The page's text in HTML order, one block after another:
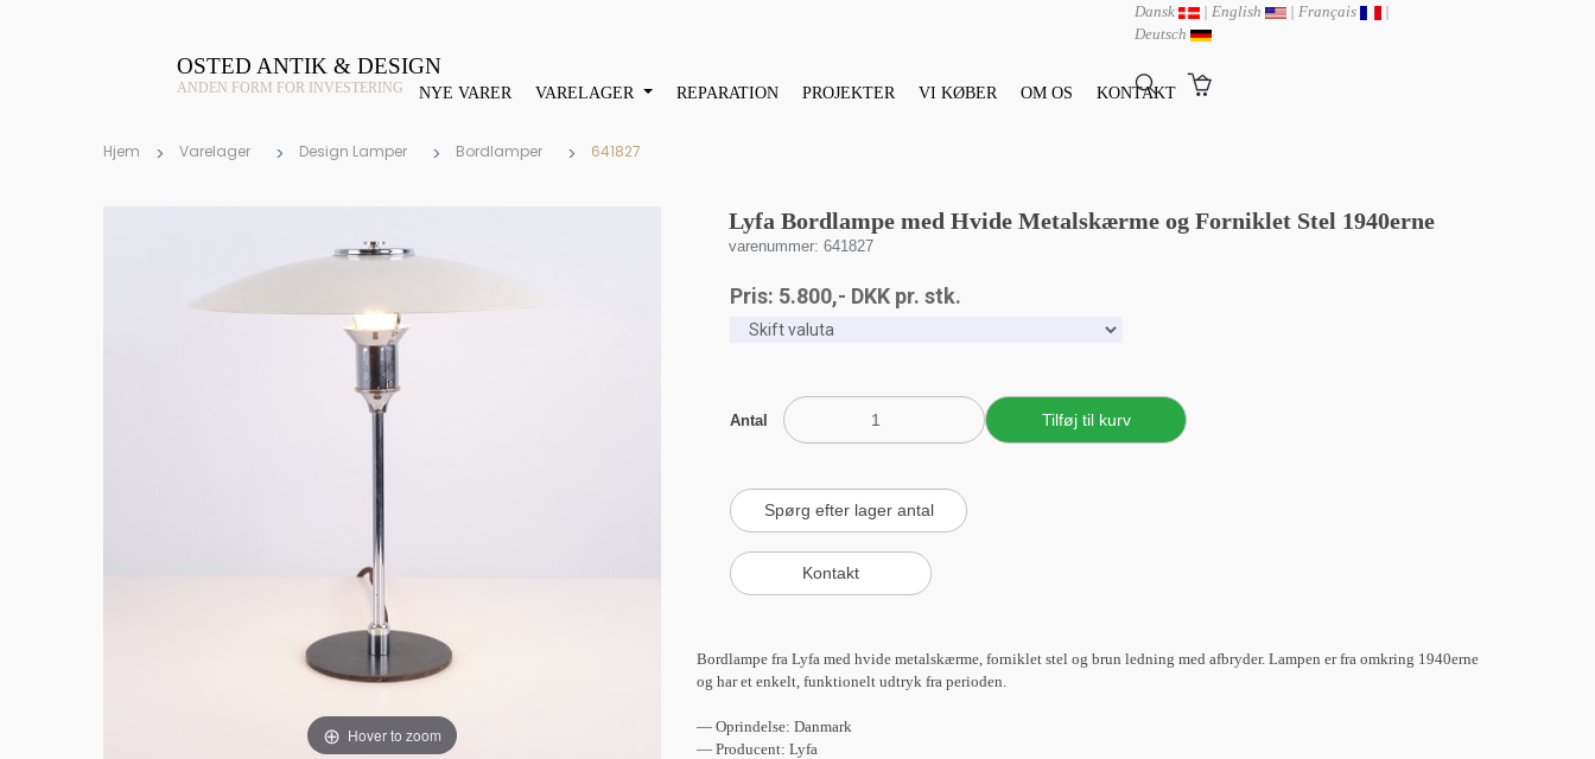
OSTED ANTIK & DESIGN
ANDEN FORM FOR INVESTERING NYE VARER VARELAGER REPARATION PROJEKTER VI KØBER OM OS KONTAKT
Dansk | English | Français
|
Deutsch
Hjem Varelager Design Lamper Bordlamper 641827
Hover to zoom
Lyfa Bordlampe med Hvide Metalskærme og Forniklet Stel 1940erne
varenummer: 641827
Pris: 5.800,- DKK pr. stk.
Antal
Bordlampe fra Lyfa med hvide metalskærme, forniklet stel og brun ledning med afbryder. Lampen er fra omkring 1940erne
og har et enkelt, funktionelt udtryk fra perioden.
— Oprindelse: Danmark
— Producent: Lyfa